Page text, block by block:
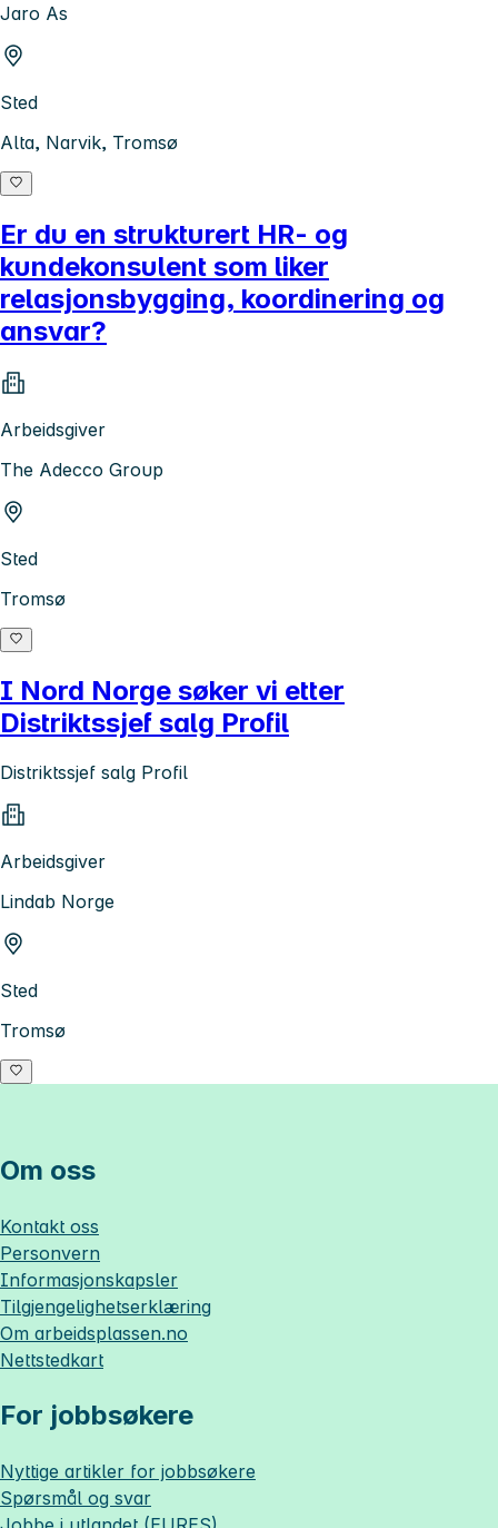
Jaro As
Sted
Alta, Narvik, Tromsø
Er du en strukturert HR- og
kundekonsulent som liker
relasjonsbygging, koordinering og
ansvar?
Arbeidsgiver
The Adecco Group
Sted
Tromsø
I Nord Norge søker vi etter
Distriktssjef salg Profil
Distriktssjef salg Profil
Arbeidsgiver
Lindab Norge
Sted
Tromsø
Om oss
Kontakt oss
Personvern
Informasjonskapsler
Tilgjengelighetserklæring
Om arbeidsplassen.no
Nettstedkart
For jobbsøkere
Nyttige artikler for jobbsøkere
Spørsmål og svar